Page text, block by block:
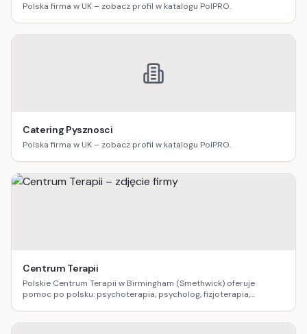
Polska firma w UK – zobacz profil w katalogu PolPRO.
Catering Pysznosci
Polska firma w UK – zobacz profil w katalogu PolPRO.
Centrum Terapii
Polskie Centrum Terapii w Birmingham (Smethwick) oferuje
pomoc po polsku: psychoterapia, psycholog, fizjoterapia,